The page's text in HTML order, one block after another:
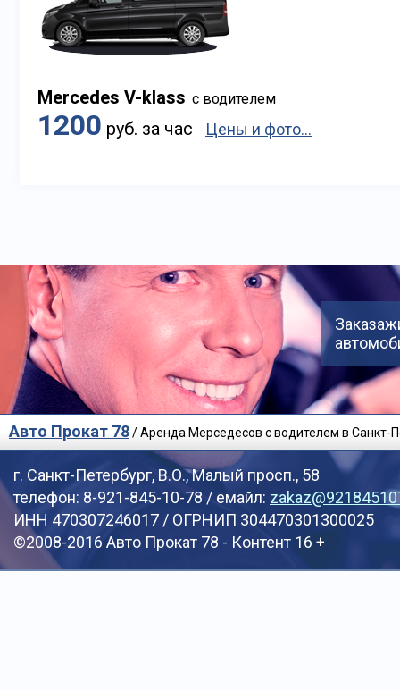
Mercedes V-klass с водителем
1200 руб. за час Цены и фото...
Авто Прокат 78/ Аренда Мерседесов с водителем в Санкт-
г. Санкт-Петербург, В.О., Малый просп., 58
телефон: 8-921-845-10-78 / емайл:
ИНН 470307246017 / ОГРНИП 304470301300025
©2008-2016 Авто Прокат 78 - Контент 16 +